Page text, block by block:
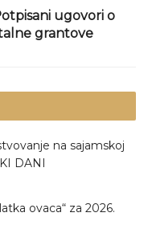
ugovori o
grantove
na sajamskoj
DANI
ovaca“ za 2026.